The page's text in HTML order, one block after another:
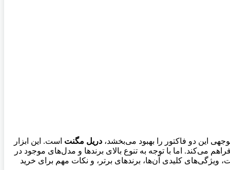
این دو فاکتور را بهبود می‌بخشد، دریل مگنت است. این ابزار
می‌کند. اما با توجه به تنوع بالای برندها و مدل‌های موجود در
ویژگی‌های کلیدی آن‌ها، برندهای برتر، و نکات مهم برای خرید